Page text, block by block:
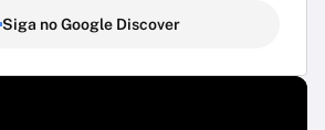
Siga no Google Discover